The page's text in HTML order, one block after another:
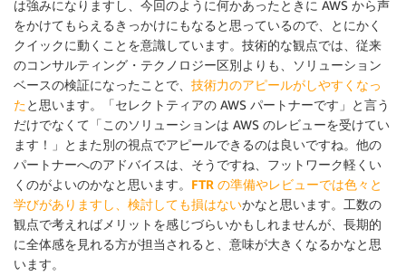
は強みになりますし、今回のように何かあったときに AWS から声
をかけてもらえるきっかけにもなると思っているので、とにかく
クイックに動くことを意識しています。技術的な観点では、従来
のコンサルティング・テクノロジー区別よりも、ソリューション
ベースの検証になったことで、 技術力のアピールがしやすくなっ
たと思います。「セレクトティアの AWS パートナーです」と言う
だけでなくて「このソリューションは AWS のレビューを受けてい
ます！」とまた別の視点でアピールできるのは良いですね。他の
パートナーへのアドバイスは、そうですね、フットワーク軽くい
くのがよいのかなと思います。 FTR の準備やレビューでは色々と
学びがありますし、検討しても損はないかなと思います。工数の
観点で考えればメリットを感じづらいかもしれませんが、長期的
に全体感を見れる方が担当されると、意味が大きくなるかなと思
います。